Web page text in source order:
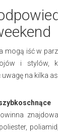
mogą iść w
i stylów,
na kilka